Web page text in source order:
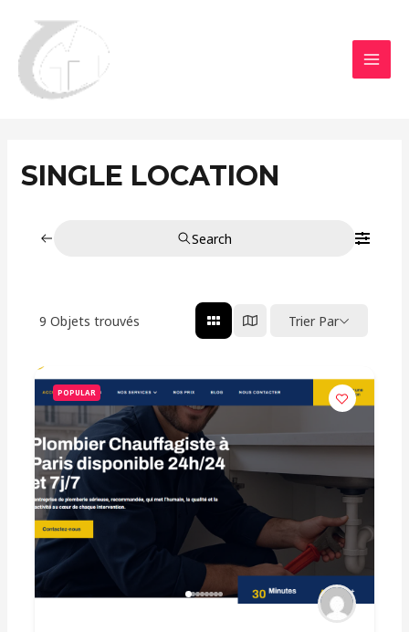
contenu
SINGLE LOCATION
Search
9 Objets trouvés Trier Par
POPULAR